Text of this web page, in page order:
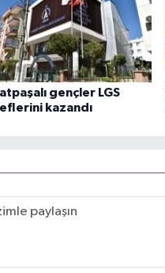
gençler LGS
kazandı